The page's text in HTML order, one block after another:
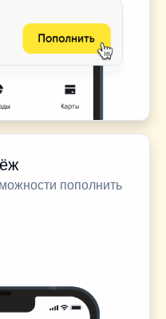
пополнить